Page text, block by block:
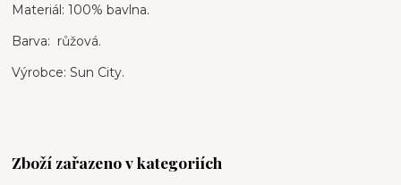
Materiál: 100% bavlna.
Barva: růžová.
Výrobce: Sun City.
Zboží zařazeno v kategoriích